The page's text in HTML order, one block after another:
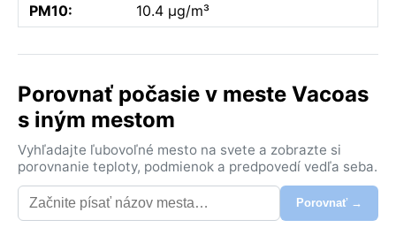
PM10:
10.4 µg/m³
Porovnať počasie v meste Vacoas
s iným mestom
Vyhľadajte ľubovoľné mesto na svete a zobrazte si
porovnanie teploty, podmienok a predpovedí vedľa seba.
Porovnať →